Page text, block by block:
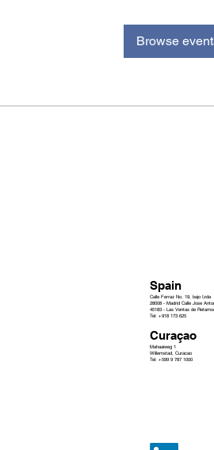
Browse
Spain
Calle Ferraz No. 19, bajo Izda
28008 - Madrid Calle Jose
45183 - Las Ventas de
Tel: +918 173 625
Curaçao
Mahaaiweg 1
Willemstad, Curacao
Tel: +599 9 787 1000